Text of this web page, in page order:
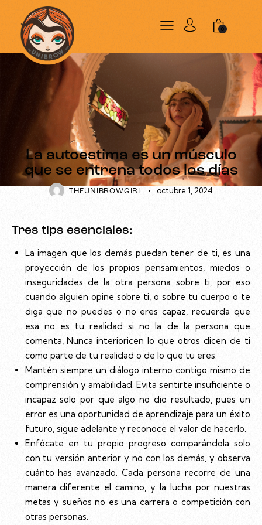
0
AUTOESTIMA
La autoestima es un músculo
que se entrena todos los días
THEUNIBROWGIRL octubre 1, 2024
Tres tips esenciales:
La imagen que los demás puedan tener de ti, es una
proyección de los propios pensamientos, miedos o
inseguridades de la otra persona sobre ti, por eso
cuando alguien opine sobre ti, o sobre tu cuerpo o te
diga que no puedes o no eres capaz, recuerda que
esa no es tu realidad si no la de la persona que
comenta, Nunca interioricen lo que otros dicen de ti
como parte de tu realidad o de lo que tu eres.
Mantén siempre un diálogo interno contigo mismo de
comprensión y amabilidad. Evita sentirte insuficiente o
incapaz solo por que algo no dio resultado, pues un
error es una oportunidad de aprendizaje para un éxito
futuro, sigue adelante y reconoce el valor de hacerlo.
Enfócate en tu propio progreso comparándola solo
con tu versión anterior y no con los demás, y observa
cuánto has avanzado. Cada persona recorre de una
manera diferente el camino, y la lucha por nuestras
metas y sueños no es una carrera o competición con
otras personas.